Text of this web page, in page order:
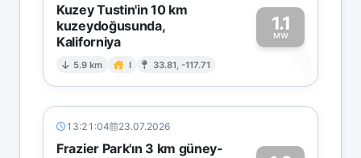
Kuzey Tustin'in 10 km
kuzeydoğusunda,
Kaliforniya
5.9 km I 33.81, -117.71
1.1
MW
1
13:21:04 23.07.2026
Frazier Park'ın 3 km güney-